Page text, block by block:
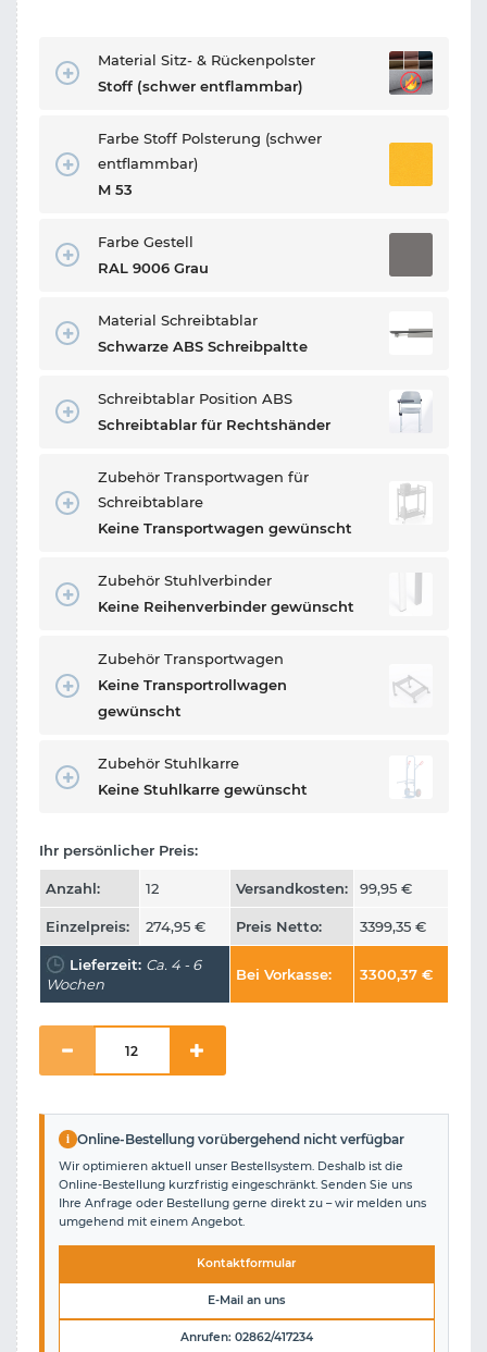
Material Sitz- & Rückenpolster
Stoff (schwer entflammbar)
Farbe Stoff Polsterung (schwer
entflammbar)
M 53
Farbe Gestell
RAL 9006 Grau
Material Schreibtablar
Schwarze ABS Schreibpaltte
Schreibtablar Position ABS
Schreibtablar für Rechtshänder
Zubehör Transportwagen für
Schreibtablare
Keine Transportwagen gewünscht
Zubehör Stuhlverbinder
Keine Reihenverbinder gewünscht
Zubehör Transportwagen
Keine Transportrollwagen
gewünscht
Zubehör Stuhlkarre
Keine Stuhlkarre gewünscht
Ihr persönlicher Preis:
Anzahl: 12 Versandkosten: 99,95 €
Einzelpreis: 274,95 € Preis Netto: 3399,35 €
Lieferzeit: Ca. 4 - 6
Wochen
Bei Vorkasse: 3300,37 €
i Online-Bestellung vorübergehend nicht verfügbar
Wir optimieren aktuell unser Bestellsystem. Deshalb ist die
Online-Bestellung kurzfristig eingeschränkt. Senden Sie uns
Ihre Anfrage oder Bestellung gerne direkt zu – wir melden uns
umgehend mit einem Angebot.
Kontaktformular
E-Mail an uns
Anrufen: 02862/417234